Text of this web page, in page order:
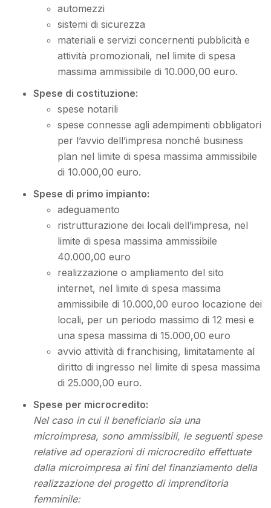
automezzi
sistemi di sicurezza
materiali e servizi concernenti pubblicità e
attività promozionali, nel limite di spesa
massima ammissibile di 10.000,00 euro.
Spese di costituzione:
spese notarili
spese connesse agli adempimenti obbligatori
per l’avvio dell’impresa nonché business
plan nel limite di spesa massima ammissibile
di 10.000,00 euro.
Spese di primo impianto:
adeguamento
ristrutturazione dei locali dell’impresa, nel
limite di spesa massima ammissibile
40.000,00 euro
realizzazione o ampliamento del sito
internet, nel limite di spesa massima
ammissibile di 10.000,00 euroo locazione dei
locali, per un periodo massimo di 12 mesi e
una spesa massima di 15.000,00 euro
avvio attività di franchising, limitatamente al
diritto di ingresso nel limite di spesa massima
di 25.000,00 euro.
Spese per microcredito:
Nel caso in cui il beneficiario sia una
microimpresa, sono ammissibili, le seguenti spese
relative ad operazioni di microcredito effettuate
dalla microimpresa ai fini del finanziamento della
realizzazione del progetto di imprenditoria
femminile: